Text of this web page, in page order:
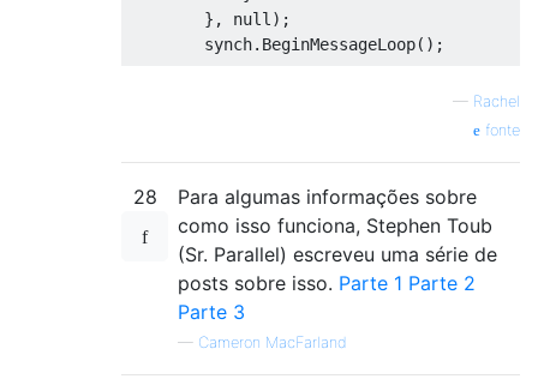
},
null );
        synch
. BeginMessageLoop();
/// <summary>
/// Execute's an async Task<T>
/// </summary>
/// <typeparam name="T">Return Type</
/// <param name="task">Task<T> method
/// <returns></returns>
public static
var oldContext =
— Rachel
fonte
28
Para algumas informações sobre
como isso funciona, Stephen Toub
(Sr. Parallel) escreveu uma série de
posts sobre isso. Parte 1 Parte 2
Parte 3
— Cameron MacFarland